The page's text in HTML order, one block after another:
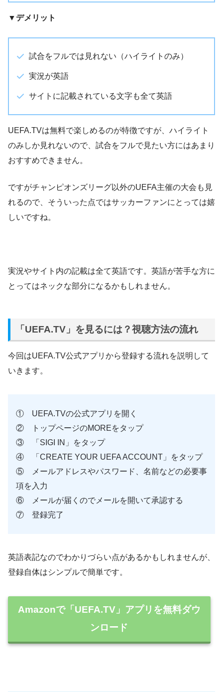
▼デメリット
試合をフルでは見れない（ハイライトのみ）
実況が英語
サイトに記載されている文字も全て英語
UEFA.TVは無料で楽しめるのが特徴ですが、ハイライト
のみしか見れないので、試合をフルで見たい方にはあまり
おすすめできません。
ですがチャンピオンズリーグ以外のUEFA主催の大会も見
れるので、そういった点ではサッカーファンにとっては嬉
しいですね。
実況やサイト内の記載は全て英語です。英語が苦手な方に
とってはネックな部分になるかもしれません。
「UEFA.TV」を見るには？視聴方法の流れ
今回はUEFA.TV公式アプリから登録する流れを説明して
いきます。
① UEFA.TVの公式アプリを開く
② トップページのMOREをタップ
③ 「SIGI IN」をタップ
④ 「CREATE YOUR UEFA ACCOUNT」をタップ
⑤ メールアドレスやパスワード、名前などの必要事
項を入力
⑥ メールが届くのでメールを開いて承認する
⑦ 登録完了
英語表記なのでわかりづらい点があるかもしれませんが、
登録自体はシンプルで簡単です。
Amazonで「UEFA.TV」アプリを無料ダウ
ンロード